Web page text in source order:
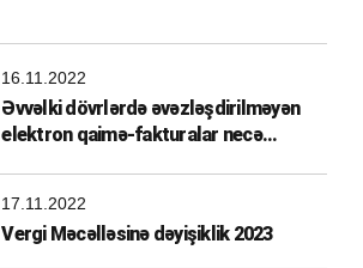
16.11.2022
Əvvəlki dövrlərdə əvəzləşdirilməyən
elektron qaimə-fakturalar necə
17.11.2022
Vergi Məcəlləsinə dəyişiklik 2023